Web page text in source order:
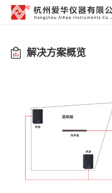
小型混响舱（Alpha-
解决方案概览